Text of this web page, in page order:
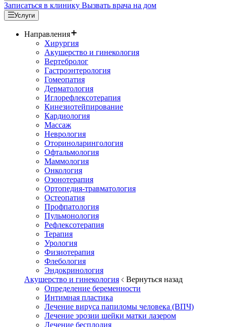
Записаться в клинику Вызвать врача на дом
Услуги
Направления
Хирургия
Акушерство и гинекология
Вертебролог
Гастроэнтерология
Гомеопатия
Дерматология
Иглорефлексотерапия
Кинезиотейпирование
Кардиология
Массаж
Неврология
Оториноларингология
Офтальмология
Маммология
Онкология
Озонотерапия
Ортопедия-травматология
Остеопатия
Профпатология
Пульмонология
Рефлексотерапия
Терапия
Урология
Физиотерапия
Флебология
Эндокринология
Акушерство и гинекология
Вернуться назад
Определение беременности
Интимная пластика
Лечение вируса папиломы человека (ВПЧ)
Лечение эрозии шейки матки лазером
Лечение бесплодия